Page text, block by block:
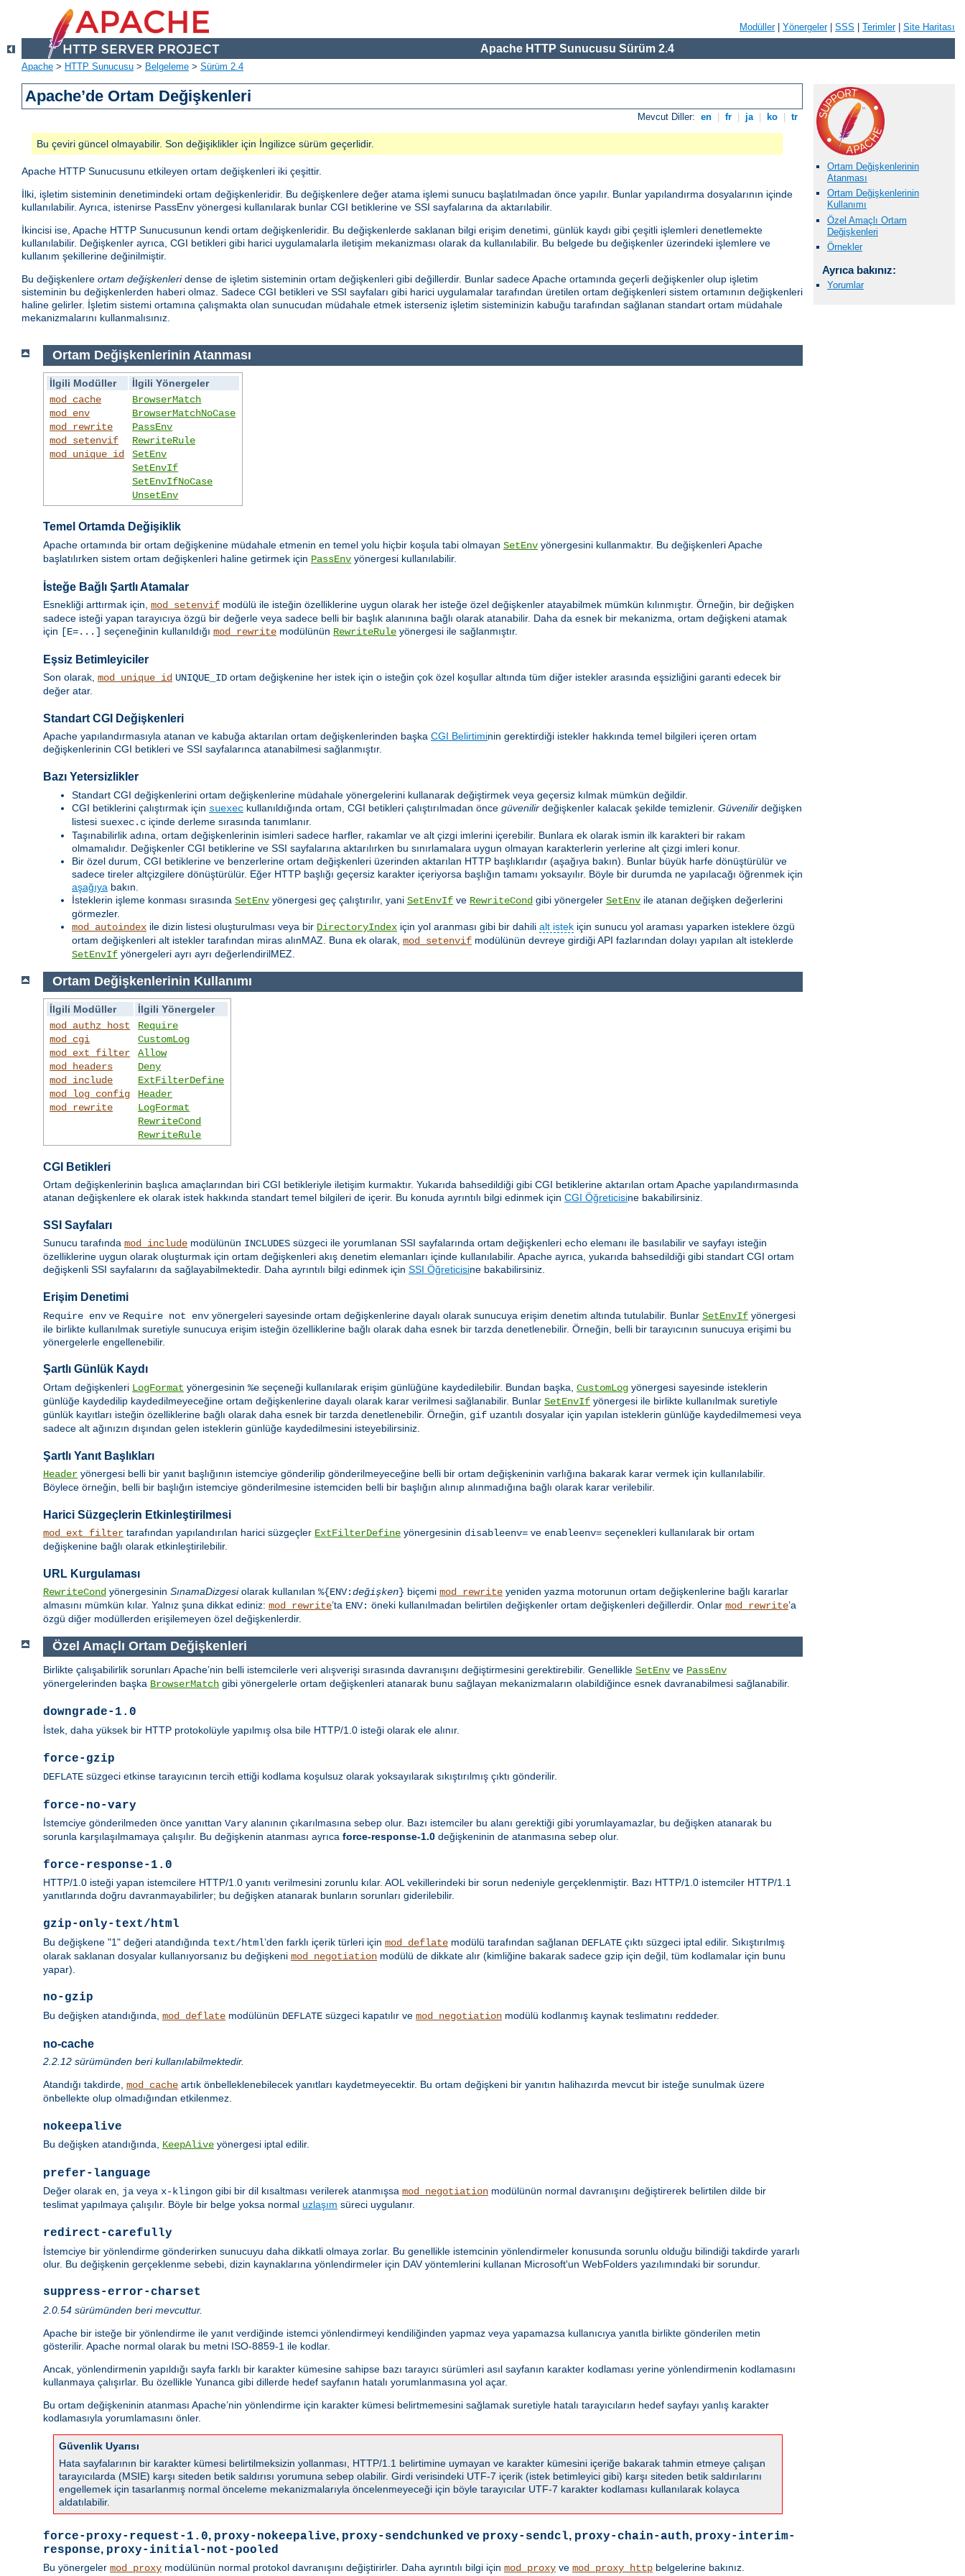
Modüller| Yönergeler| SSS Terimler| Site Haritası
Apache HTTP Sunucusu Sürüm 2.4
Apache > HTTP Sunucusu > Belgeleme > Sürüm 2.4
Apache’de Ortam Değişkenleri
Mevcut Diller: en fr ja ko tr
Bu çeviri güncel olmayabilir. Son değişiklikler için İngilizce sürüm geçerlidir.
Apache HTTP Sunucusunu etkileyen ortam değişkenleri iki çeşittir.
İlki, işletim sisteminin denetimindeki ortam değişkenleridir. Bu değişkenlere değer atama işlemi sunucu başlatılmadan önce yapılır. Bunlar yapılandırma dosyalarının içinde
kullanılabilir. Ayrıca, istenirse PassEnv yönergesi kullanılarak bunlar CGI betiklerine ve SSI sayfalarına da aktarılabilir.
İkincisi ise, Apache HTTP Sunucusunun kendi ortam değişkenleridir. Bu değişkenlerde saklanan bilgi erişim denetimi, günlük kaydı gibi çeşitli işlemleri denetlemekte
kullanılabilir. Değişkenler ayrıca, CGI betikleri gibi harici uygulamalarla iletişim mekanizması olarak da kullanılabilir. Bu belgede bu değişkenler üzerindeki işlemlere ve
kullanım şekillerine değinilmiştir.
Bu değişkenlere ortam değişkenleridense de işletim sisteminin ortam değişkenleri gibi değillerdir. Bunlar sadece Apache ortamında geçerli değişkenler olup işletim
sisteminin bu değişkenlerden haberi olmaz. Sadece CGI betikleri ve SSI sayfaları gibi harici uygulamalar tarafından üretilen ortam değişkenleri sistem ortamının değişkenleri
haline gelirler. İşletim sistemi ortamına çalışmakta olan sunucudan müdahale etmek isterseniz işletim sisteminizin kabuğu tarafından sağlanan standart ortam müdahale
mekanizmalarını kullanmalısınız.
Ortam Değişkenlerinin
Atanması
Ortam Değişkenlerinin
Kullanımı
Özel Amaçlı Ortam
Değişkenleri
Örnekler
Ayrıca bakınız:
Yorumlar
Ortam Değişkenlerinin Atanması
İlgili Modüller
İlgili Yönergeler
mod_cache
mod_env
mod_rewrite
mod_setenvif
mod_unique_id
BrowserMatch
BrowserMatchNoCase
PassEnv
RewriteRule
SetEnv
SetEnvIf
SetEnvIfNoCase
UnsetEnv
Temel Ortamda Değişiklik
Apache ortamında bir ortam değişkenine müdahale etmenin en temel yolu hiçbir koşula tabi olmayan SetEnv yönergesini kullanmaktır. Bu değişkenleri Apache
başlatılırken sistem ortam değişkenleri haline getirmek için PassEnv yönergesi kullanılabilir.
İsteğe Bağlı Şartlı Atamalar
Esnekliği arttırmak için, mod_setenvif modülü ile isteğin özelliklerine uygun olarak her isteğe özel değişkenler atayabilmek mümkün kılınmıştır. Örneğin, bir değişken
sadece isteği yapan tarayıcıya özgü bir değerle veya sadece belli bir başlık alanınına bağlı olarak atanabilir. Daha da esnek bir mekanizma, ortam değişkeni atamak
için [E=...] seçeneğinin kullanıldığı mod_rewrite modülünün RewriteRule yönergesi ile sağlanmıştır.
Eşsiz Betimleyiciler
Son olarak, mod_unique_id UNIQUE_ID ortam değişkenine her istek için o isteğin çok özel koşullar altında tüm diğer istekler arasında eşsizliğini garanti edecek bir
değer atar.
Standart CGI Değişkenleri
Apache yapılandırmasıyla atanan ve kabuğa aktarılan ortam değişkenlerinden başka CGI Belirtiminin gerektirdiği istekler hakkında temel bilgileri içeren ortam
değişkenlerinin CGI betikleri ve SSI sayfalarınca atanabilmesi sağlanmıştır.
Bazı Yetersizlikler
Standart CGI değişkenlerini ortam değişkenlerine müdahale yönergelerini kullanarak değiştirmek veya geçersiz kılmak mümkün değildir.
CGI betiklerini çalıştırmak için suexec kullanıldığında ortam, CGI betikleri çalıştırılmadan önce güvenilir değişkenler kalacak şekilde temizlenir. Güvenilir değişken
listesi suexec.c içinde derleme sırasında tanımlanır.
Taşınabilirlik adına, ortam değişkenlerinin isimleri sadece harfler, rakamlar ve alt çizgi imlerini içerebilir. Bunlara ek olarak ismin ilk karakteri bir rakam
olmamalıdır. Değişkenler CGI betiklerine ve SSI sayfalarına aktarılırken bu sınırlamalara uygun olmayan karakterlerin yerlerine alt çizgi imleri konur.
Bir özel durum, CGI betiklerine ve benzerlerine ortam değişkenleri üzerinden aktarılan HTTP başlıklarıdır (aşağıya bakın). Bunlar büyük harfe dönüştürülür ve
sadece tireler altçizgilere dönüştürülür. Eğer HTTP başlığı geçersiz karakter içeriyorsa başlığın tamamı yoksayılır. Böyle bir durumda ne yapılacağı öğrenmek için
aşağıya bakın.
İsteklerin işleme konması sırasında SetEnv yönergesi geç çalıştırılır, yani SetEnvIf ve RewriteCond gibi yönergeler SetEnv ile atanan değişken değerlerini
görmezler.
mod_autoindex ile dizin listesi oluşturulması veya bir DirectoryIndex için yol aranması gibi bir dahili alt istek için sunucu yol araması yaparken isteklere özgü
ortam değişkenleri alt istekler tarafından miras alınMAZ. Buna ek olarak, mod_setenvif modülünün devreye girdiği API fazlarından dolayı yapılan alt isteklerde
SetEnvIf yönergeleri ayrı ayrı değerlendirilMEZ.
Ortam Değişkenlerinin Kullanımı
İlgili Modüller
İlgili Yönergeler
mod_authz_host
mod_cgi
mod_ext_filter
mod_headers
mod_include
mod_log_config
mod_rewrite
Require
CustomLog
Allow
Deny
ExtFilterDefine
Header
LogFormat
RewriteCond
RewriteRule
CGI Betikleri
Ortam değişkenlerinin başlıca amaçlarından biri CGI betikleriyle iletişim kurmaktır. Yukarıda bahsedildiği gibi CGI betiklerine aktarılan ortam Apache yapılandırmasında
atanan değişkenlere ek olarak istek hakkında standart temel bilgileri de içerir. Bu konuda ayrıntılı bilgi edinmek için CGI Öğreticisine bakabilirsiniz.
SSI Sayfaları
Sunucu tarafında mod_include modülünün INCLUDES süzgeci ile yorumlanan SSI sayfalarında ortam değişkenleri echo elemanı ile basılabilir ve sayfayı isteğin
özelliklerine uygun olarak oluşturmak için ortam değişkenleri akış denetim elemanları içinde kullanılabilir. Apache ayrıca, yukarıda bahsedildiği gibi standart CGI ortam
değişkenli SSI sayfalarını da sağlayabilmektedir. Daha ayrıntılı bilgi edinmek için SSI Öğreticisine bakabilirsiniz.
Erişim Denetimi
Require env ve Require not env yönergeleri sayesinde ortam değişkenlerine dayalı olarak sunucuya erişim denetim altında tutulabilir. Bunlar SetEnvIf yönergesi
ile birlikte kullanılmak suretiyle sunucuya erişim isteğin özelliklerine bağlı olarak daha esnek bir tarzda denetlenebilir. Örneğin, belli bir tarayıcının sunucuya erişimi bu
yönergelerle engellenebilir.
Şartlı Günlük Kaydı
Ortam değişkenleri LogFormat yönergesinin %e seçeneği kullanılarak erişim günlüğüne kaydedilebilir. Bundan başka, CustomLog yönergesi sayesinde isteklerin
günlüğe kaydedilip kaydedilmeyeceğine ortam değişkenlerine dayalı olarak karar verilmesi sağlanabilir. Bunlar SetEnvIf yönergesi ile birlikte kullanılmak suretiyle
günlük kayıtları isteğin özelliklerine bağlı olarak daha esnek bir tarzda denetlenebilir. Örneğin, gif uzantılı dosyalar için yapılan isteklerin günlüğe kaydedilmemesi veya
sadece alt ağınızın dışından gelen isteklerin günlüğe kaydedilmesini isteyebilirsiniz.
Şartlı Yanıt Başlıkları
Header yönergesi belli bir yanıt başlığının istemciye gönderilip gönderilmeyeceğine belli bir ortam değişkeninin varlığına bakarak karar vermek için kullanılabilir.
Böylece örneğin, belli bir başlığın istemciye gönderilmesine istemciden belli bir başlığın alınıp alınmadığına bağlı olarak karar verilebilir.
Harici Süzgeçlerin Etkinleştirilmesi
mod_ext_filter tarafından yapılandırılan harici süzgeçler ExtFilterDefine yönergesinin disableenv= ve enableenv= seçenekleri kullanılarak bir ortam
değişkenine bağlı olarak etkinleştirilebilir.
URL Kurgulaması
RewriteCond yönergesinin SınamaDizgesiolarak kullanılan %{ENV:değişken} biçemi mod_rewrite yeniden yazma motorunun ortam değişkenlerine bağlı kararlar
almasını mümkün kılar. Yalnız şuna dikkat ediniz: mod_rewrite’ta ENV: öneki kullanılmadan belirtilen değişkenler ortam değişkenleri değillerdir. Onlar mod_rewrite’a
özgü diğer modüllerden erişilemeyen özel değişkenlerdir.
Özel Amaçlı Ortam Değişkenleri
Birlikte çalışabilirlik sorunları Apache’nin belli istemcilerle veri alışverişi sırasında davranışını değiştirmesini gerektirebilir. Genellikle SetEnv ve PassEnv
yönergelerinden başka BrowserMatch gibi yönergelerle ortam değişkenleri atanarak bunu sağlayan mekanizmaların olabildiğince esnek davranabilmesi sağlanabilir.
downgrade-1.0
İstek, daha yüksek bir HTTP protokolüyle yapılmış olsa bile HTTP/1.0 isteği olarak ele alınır.
force-gzip
DEFLATE süzgeci etkinse tarayıcının tercih ettiği kodlama koşulsuz olarak yoksayılarak sıkıştırılmış çıktı gönderilir.
force-no-vary
İstemciye gönderilmeden önce yanıttan Vary alanının çıkarılmasına sebep olur. Bazı istemciler bu alanı gerektiği gibi yorumlayamazlar, bu değişken atanarak bu
sorunla karşılaşılmamaya çalışılır. Bu değişkenin atanması ayrıca force-response-1.0 değişkeninin de atanmasına sebep olur.
force-response-1.0
HTTP/1.0 isteği yapan istemcilere HTTP/1.0 yanıtı verilmesini zorunlu kılar. AOL vekillerindeki bir sorun nedeniyle gerçeklenmiştir. Bazı HTTP/1.0 istemciler HTTP/1.1
yanıtlarında doğru davranmayabilirler; bu değişken atanarak bunların sorunları giderilebilir.
gzip-only-text/html
Bu değişkene "1" değeri atandığında text/html’den farklı içerik türleri için mod_deflate modülü tarafından sağlanan DEFLATE çıktı süzgeci iptal edilir. Sıkıştırılmış
olarak saklanan dosyalar kullanıyorsanız bu değişkeni mod_negotiation modülü de dikkate alır (kimliğine bakarak sadece gzip için değil, tüm kodlamalar için bunu
yapar).
no-gzip
Bu değişken atandığında, mod_deflate modülünün DEFLATE süzgeci kapatılır ve mod_negotiation modülü kodlanmış kaynak teslimatını reddeder.
no-cache
2.2.12 sürümünden beri kullanılabilmektedir.
Atandığı takdirde, mod_cache artık önbelleklenebilecek yanıtları kaydetmeyecektir. Bu ortam değişkeni bir yanıtın halihazırda mevcut bir isteğe sunulmak üzere
önbellekte olup olmadığından etkilenmez.
nokeepalive
Bu değişken atandığında, KeepAlive yönergesi iptal edilir.
prefer-language
Değer olarak en, ja veya x-klingon gibi bir dil kısaltması verilerek atanmışsa mod_negotiation modülünün normal davranışını değiştirerek belirtilen dilde bir
teslimat yapılmaya çalışılır. Böyle bir belge yoksa normal uzlaşım süreci uygulanır.
redirect-carefully
İstemciye bir yönlendirme gönderirken sunucuyu daha dikkatli olmaya zorlar. Bu genellikle istemcinin yönlendirmeler konusunda sorunlu olduğu bilindiği takdirde yararlı
olur. Bu değişkenin gerçeklenme sebebi, dizin kaynaklarına yönlendirmeler için DAV yöntemlerini kullanan Microsoft'un WebFolders yazılımındaki bir sorundur.
suppress-error-charset
2.0.54 sürümünden beri mevcuttur.
Apache bir isteğe bir yönlendirme ile yanıt verdiğinde istemci yönlendirmeyi kendiliğinden yapmaz veya yapamazsa kullanıcıya yanıtla birlikte gönderilen metin
gösterilir. Apache normal olarak bu metni ISO-8859-1 ile kodlar.
Ancak, yönlendirmenin yapıldığı sayfa farklı bir karakter kümesine sahipse bazı tarayıcı sürümleri asıl sayfanın karakter kodlaması yerine yönlendirmenin kodlamasını
kullanmaya çalışırlar. Bu özellikle Yunanca gibi dillerde hedef sayfanın hatalı yorumlanmasına yol açar.
Bu ortam değişkeninin atanması Apache’nin yönlendirme için karakter kümesi belirtmemesini sağlamak suretiyle hatalı tarayıcıların hedef sayfayı yanlış karakter
kodlamasıyla yorumlamasını önler.
Güvenlik Uyarısı
Hata sayfalarının bir karakter kümesi belirtilmeksizin yollanması, HTTP/1.1 belirtimine uymayan ve karakter kümesini içeriğe bakarak tahmin etmeye çalışan
tarayıcılarda (MSIE) karşı siteden betik saldırısı yorumuna sebep olabilir. Girdi verisindeki UTF-7 içerik (istek betimleyici gibi) karşı siteden betik saldırılarını
engellemek için tasarlanmış normal önceleme mekanizmalarıyla öncelenmeyeceği için böyle tarayıcılar UTF-7 karakter kodlaması kullanılarak kolayca
aldatılabilir.
force-proxy-request-1.0, proxy-nokeepalive, proxy-sendchunked ve proxy-sendcl, proxy-chain-auth, proxy-interim-
response, proxy-initial-not-pooled
Bu yönergeler mod_proxy modülünün normal protokol davranışını değiştirirler. Daha ayrıntılı bilgi için mod_proxy ve mod_proxy_http belgelerine bakınız.